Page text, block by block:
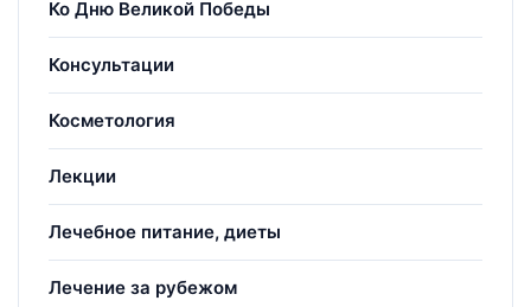
Ко Дню Великой Победы
Консультации
Косметология
Лекции
Лечебное питание, диеты
Лечение за рубежом